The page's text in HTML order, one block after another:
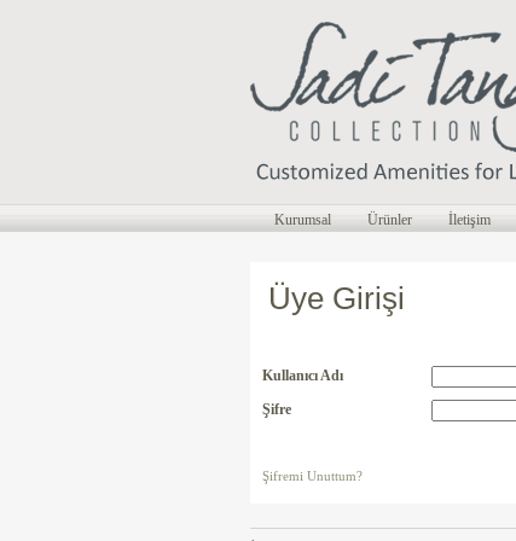
Kurumsal Ürünler İletişim
Üye Girişi
Kullanıcı Adı
Şifre
Şifremi Unuttum?